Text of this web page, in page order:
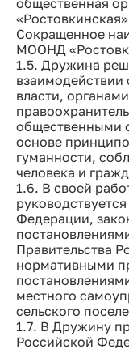
общественная
«Ростовкинская»
Сокращенное
МООНД
1.5. Дружина
взаимодействии
власти,
общественными
основе
гуманности,
человека и
1.6. В своей
Федерации,
Правительства
нормативными
местного
сельского
1.7. В Дружину
Российской